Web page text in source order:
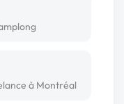
à Montréal